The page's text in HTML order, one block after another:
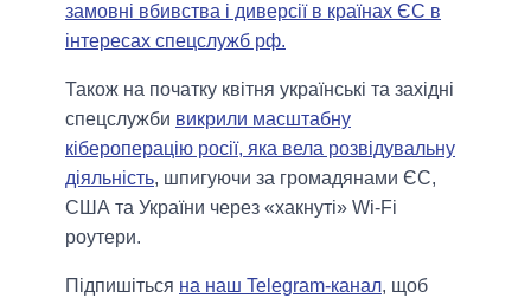
замовні вбивства і диверсії в країнах ЄС в
інтересах спецслужб рф.
Також на початку квітня українські та західні
спецслужби викрили масштабну
кібероперацію росії, яка вела розвідувальну
діяльність, шпигуючи за громадянами ЄС,
США та України через «хакнуті» Wi-Fi
роутери.
Підпишіться на наш Telegram-канал, щоб